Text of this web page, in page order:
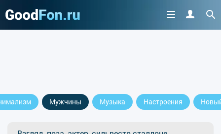
Мужчины Музыка Настроения